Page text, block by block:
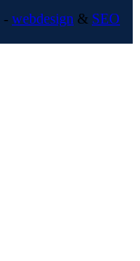
- webdesign & SEO